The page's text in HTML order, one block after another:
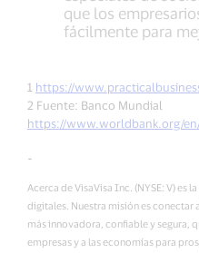
que los
fácilmente para
1 https://
2 Fuente: Banco Mundial
https://www.worldbank.org/
-
Acerca de VisaVisa Inc. (NYSE: V) es
digitales. Nuestra misión es conectar
más innovadora, confiable y segura,
empresas y a las economías para